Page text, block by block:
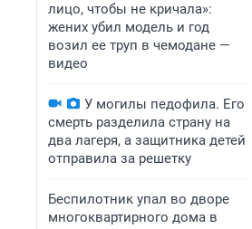
лицо, чтобы не кричала»:
жених убил модель и год
возил ее труп в чемодане —
видео
У могилы педофила. Его
смерть разделила страну на
два лагеря, а защитника детей
отправила за решетку
Беспилотник упал во дворе
многоквартирного дома в